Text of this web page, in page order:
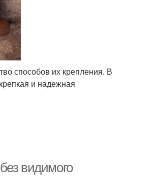
способов их крепления. В
и надежная
видимого